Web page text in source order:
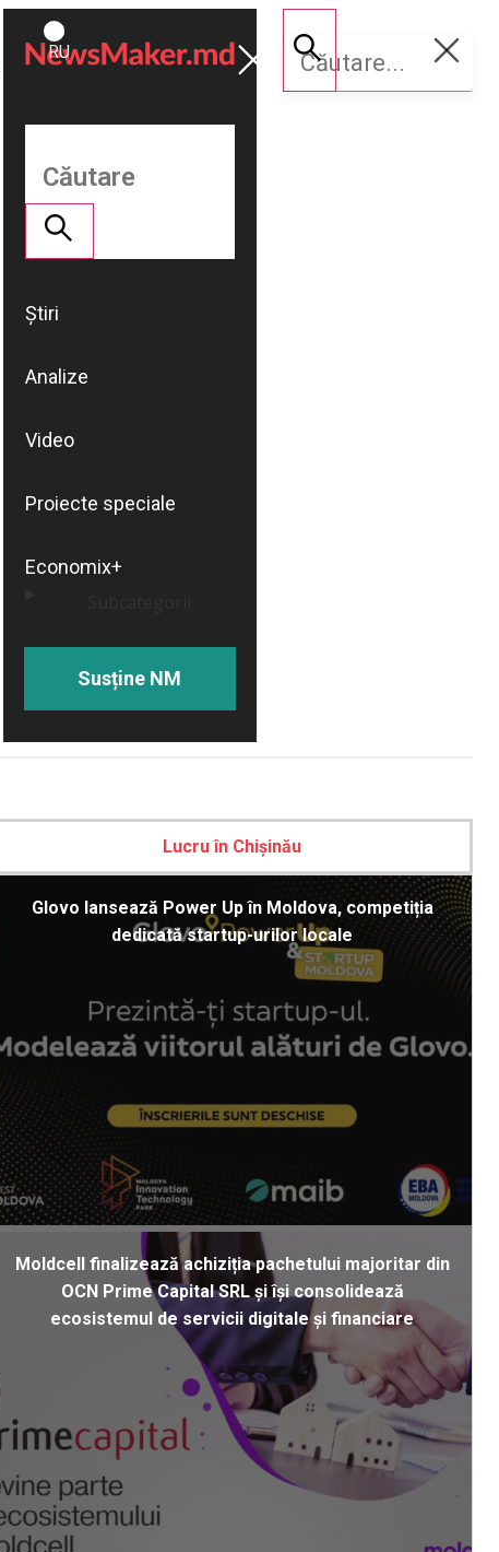
ROMÂNĂ
RU
Susține
NM
Știri
Analize
Video
Proiecte speciale
Economix+
Susține NM
Lucru în Chișinău
Glovo lansează Power Up în Moldova, competiția
dedicată startup-urilor locale
Moldcell finalizează achiziția pachetului majoritar din
OCN Prime Capital SRL și își consolidează
ecosistemul de servicii digitale și financiare